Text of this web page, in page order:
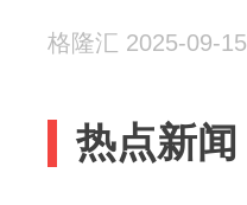
格隆汇 2025-09-15
热点新闻